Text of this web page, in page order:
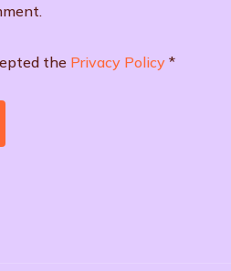
the Privacy Policy *